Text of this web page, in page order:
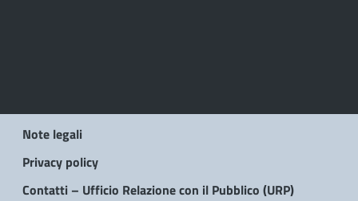
Note legali
Privacy policy
Contatti – Ufficio Relazione con il Pubblico (URP)